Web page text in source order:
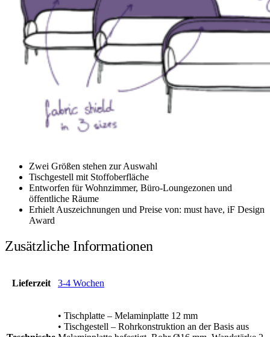
Zwei Größen stehen zur Auswahl
Tischgestell mit Stoffoberfläche
Entworfen für Wohnzimmer, Büro-Loungezonen und
öffentliche Räume
Erhielt Auszeichnungen und Preise von: must have, iF Design
Award
Zusätzliche Informationen
Lieferzeit 3-4 Wochen
• Tischplatte – Melaminplatte 12 mm
• Tischgestell – Rohrkonstruktion an der Basis aus